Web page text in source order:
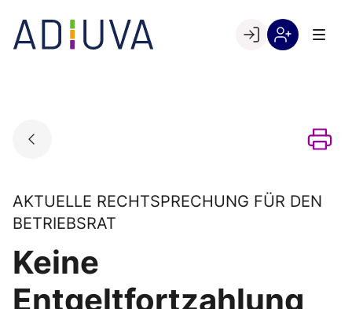
content
Go to landing page.
AKTUELLE RECHTSPRECHUNG FÜR DEN
BETRIEBSRAT
Keine
Entgeltfortzahlung